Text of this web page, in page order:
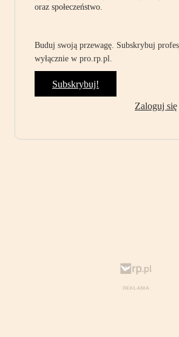
oraz społeczeństwo.
Buduj swoją przewagę. Subskrybuj
wyłącznie w pro.rp.pl.
Subskrybuj!
Zaloguj się